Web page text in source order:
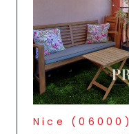
Nice (06000)